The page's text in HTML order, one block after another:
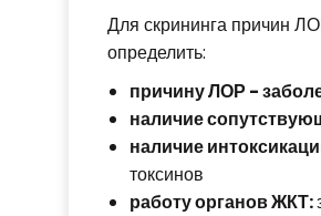
Для скрининга причин
определить:
причину ЛОР -
наличие
наличие
токсинов
работу органов ЖКТ: